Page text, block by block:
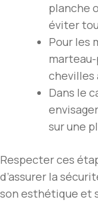
planche
éviter
Pour les
chevilles
Dans le
sur une
Respecter ces
d’assurer la
son esthétique et